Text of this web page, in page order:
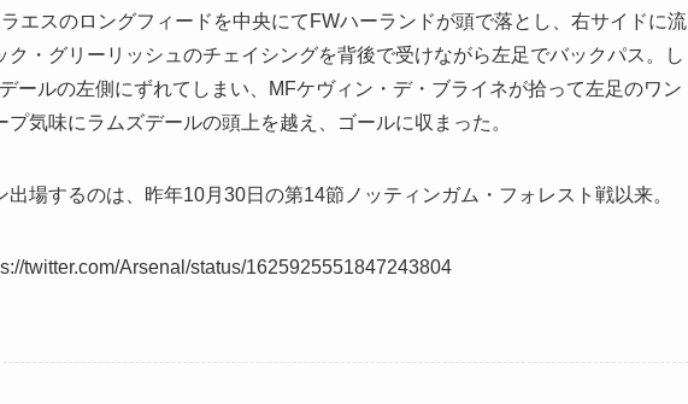
エスのロングフィードを中央にてFWハーランドが頭で落とし、右サイドに流
・グリーリッシュのチェイシングを背後で受けながら左足でバックパス。し
ールの左側にずれてしまい、MFケヴィン・デ・ブライネが拾って左足のワン
気味にラムズデールの頭上を越え、ゴールに収まった。
場するのは、昨年10月30日の第14節ノッティンガム・フォレスト戦以来。
twitter.com/Arsenal/status/1625925551847243804